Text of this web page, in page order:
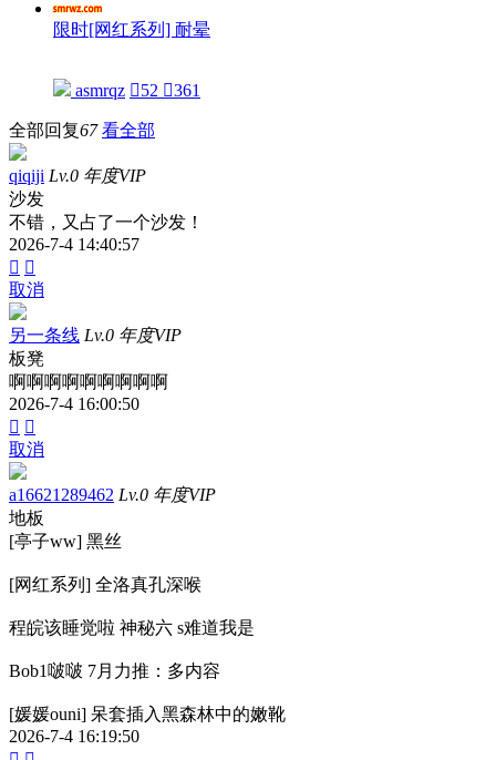
限时[网红系列] 耐晕
asmrqz 52 361
全部回复67 看全部
qiqiji Lv.0 年度VIP
沙发
不错，又占了一个沙发！
2026-7-4 14:40:57
 
取消
另一条线 Lv.0 年度VIP
板凳
啊啊啊啊啊啊啊啊啊
2026-7-4 16:00:50
 
取消
a16621289462 Lv.0 年度VIP
地板
[亭子ww] 黑丝
[网红系列] 全洛真孔深喉
程皖该睡觉啦 神秘六 s难道我是
Bob1啵啵 7月力推：多内容
[媛媛ouni] 呆套插入黑森林中的嫩靴
2026-7-4 16:19:50